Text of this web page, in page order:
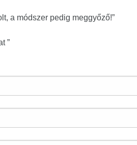
a módszer pedig meggyőző!”
”